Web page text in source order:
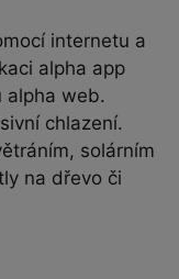
internetu a
alpha app
alpha web.
chlazení.
solárním
na dřevo či